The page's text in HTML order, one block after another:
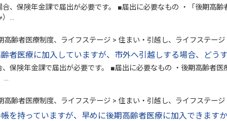
、保険年金課で届出が必要です。 ■届出に必要なもの ・「後期高
）…
高齢者医療制度、ライフステージ > 住まい・引越し、ライフステー
齢者医療に加入していますが、市外へ引越しする場合、どう
保険年金課で届出が必要です。 ■届出に必要なもの ・後期高齢者
…
高齢者医療制度、ライフステージ > 住まい・引越し、ライフステー
帳を持っていますが、早めに後期高齢者医療に加入できますか